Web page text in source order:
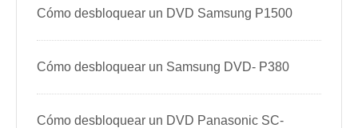
Cómo desbloquear un DVD Samsung P1500
Cómo desbloquear un Samsung DVD- P380
Cómo desbloquear un DVD Panasonic SC-